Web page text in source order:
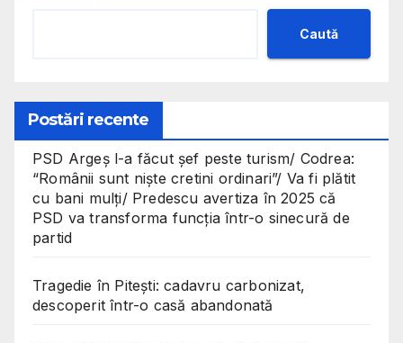
Caută
Postări recente
PSD Argeș l-a făcut șef peste turism/ Codrea:
“Românii sunt niște cretini ordinari”/ Va fi plătit
cu bani mulți/ Predescu avertiza în 2025 că
PSD va transforma funcția într-o sinecură de
partid
Tragedie în Pitești: cadavru carbonizat,
descoperit într-o casă abandonată